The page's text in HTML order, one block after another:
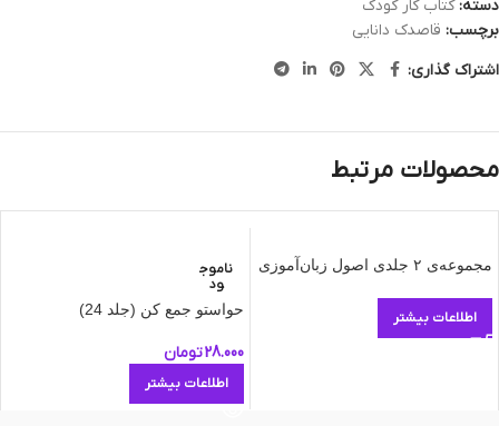
دسته: کتاب کار کودک
برچسب: قاصدک دانایی
اشتراک گذاری:
محصولات مرتبط
مجموعه‌ی ۲ جلدی اصول زبان‌آموزی
اطلاعات بیشتر
ناموج
ود
حواستو جمع کن (جلد 24)
28.000تومان
اطلاعات بیشتر